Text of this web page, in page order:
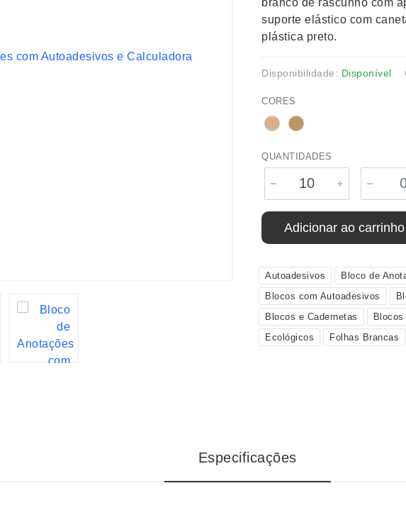
branco de rascunho com
suporte elástico com
plástica preto.
Disponibilidade: Disponível
CORES
QUANTIDADES
Adicionar ao carrinho
Autoadesivos
Bloco de
Blocos com Autoadesivos
Blocos e Cadernetas
Ecológicos
Folhas Brancas
Especificações